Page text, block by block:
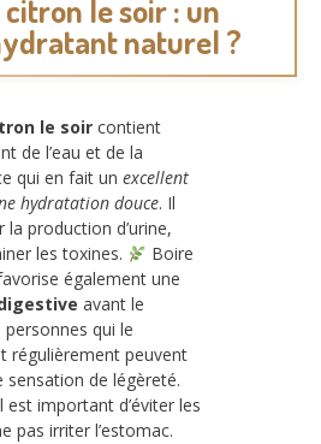
citron le soir : un
naturel ?
le soir contient
de l’eau et de la
qui en fait un excellent
hydratation douce. Il
production d’urine,
les toxines.
Boire
également une
avant le
personnes qui le
régulièrement peuvent
sensation de légèreté.
est important d’éviter les
pas irriter l’estomac.